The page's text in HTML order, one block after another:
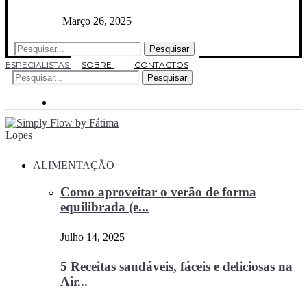
Março 26, 2025
Pesquisar
ESPECIALISTAS
SOBRE
CONTACTOS
Pesquisar
ALIMENTAÇÃO
Como aproveitar o verão de forma
equilibrada (e...
Julho 14, 2025
5 Receitas saudáveis, fáceis e deliciosas na
Air...